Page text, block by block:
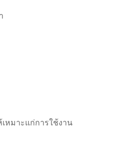
หมาะแก่การใช้งาน